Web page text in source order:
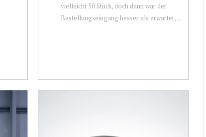
vielleicht 50 Stück, doch dann war der
Bestellungseingang besser als erwartet,...